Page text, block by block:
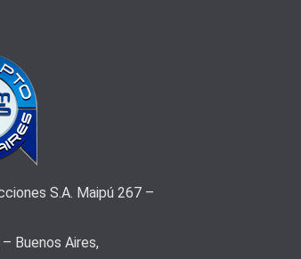
S.A. Maipú 267 –
Buenos Aires,